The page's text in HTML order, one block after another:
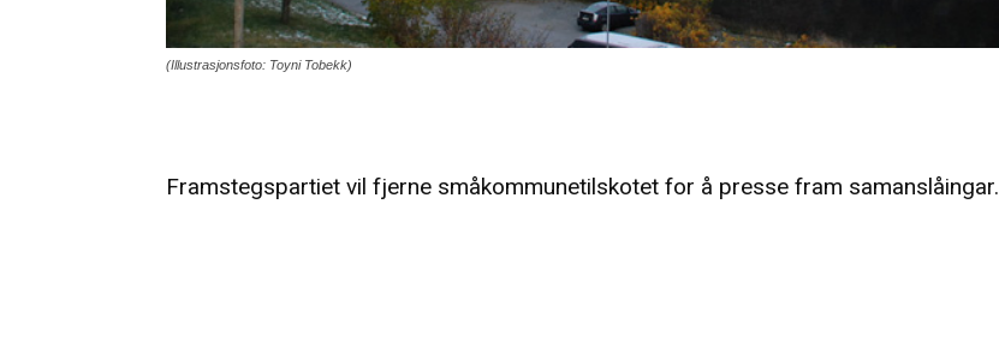
(Illustrasjonsfoto: Toyni Tobekk)
Framstegspartiet vil fjerne småkommunetilskotet for å presse fram samanslåingar.